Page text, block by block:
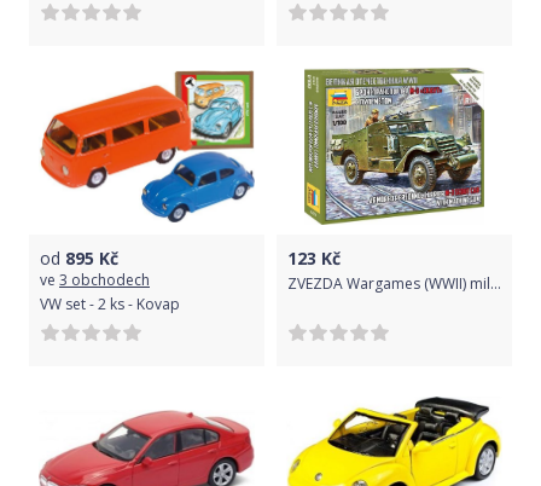
od 895 Kč
ve 3 obchodech
VW set - 2 ks - Kovap
123 Kč
ZVEZDA Wargames (WWII) military 6273 - Soviet M-3 Scout Car with Machine Gun (1:100)